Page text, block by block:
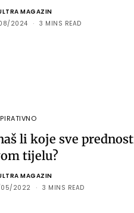
MAGAZIN
2024
3 MINS READ
li koje sve
tijelu?
MAGAZIN
2022
3 MINS READ